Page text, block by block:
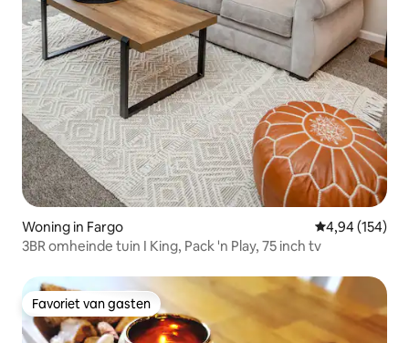
Woning in Fargo Gemiddelde
4,94 (154)
3BR omheinde tuin I King, Pack 'n Play, 75 inch tv
Favoriet van gasten
Favoriet van gasten